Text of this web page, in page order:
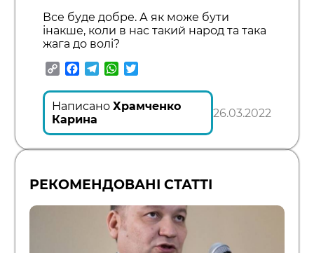
Все буде добре. А як може бути
інакше, коли в нас такий народ та така
жага до волі?
CopyFacebook
TelegramWhatsApp
Написано Храмченко
Карина
26.03.2022
РЕКОМЕНДОВАНІ СТАТТІ